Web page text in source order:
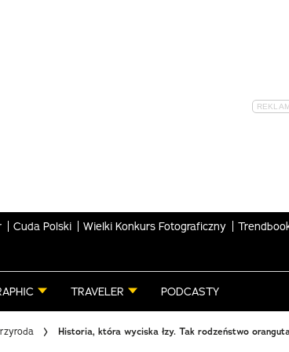
Cuda Polski Wielki Konkurs Fotograficzny
TRAVELER PODCASTY
Historia, która wyciska łzy. Tak rodzeństwo